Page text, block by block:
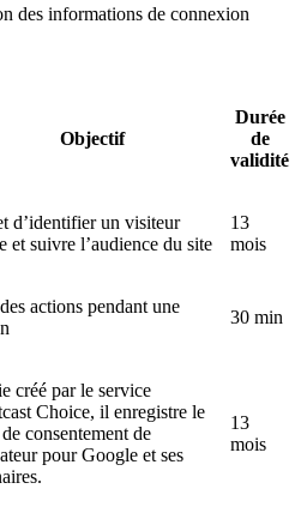
des informations de connexion
Objectif
Durée
de
validité
d’identifier un visiteur
et suivre l’audience du site
13
mois
actions pendant une
30 min
créé par le service
Choice, il enregistre le
consentement de
pour Google et ses
13
mois